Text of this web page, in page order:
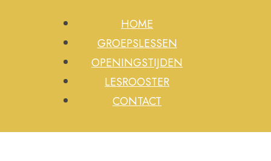
HOME
GROEPSLESSEN
OPENINGSTIJDEN
LESROOSTER
CONTACT